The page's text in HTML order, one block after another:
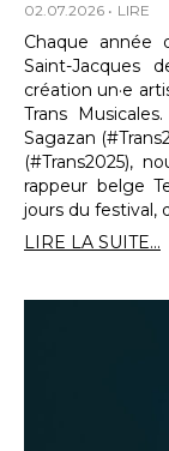
02.07.2026 LIRE
Chaque année
Saint-Jacques
création un·e
Trans
Sagazan
(#Trans2025),
rappeur belge
jours du festival,
LIRE LA SUITE...